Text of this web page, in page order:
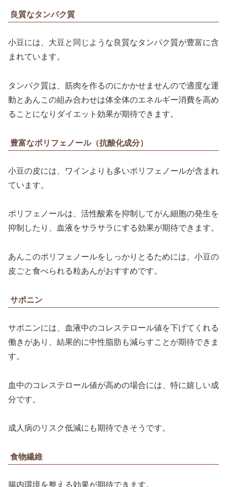
良質なタンパク質
小豆には、大豆と同じような良質なタンパク質が豊富に含
まれています。
タンパク質は、筋肉を作るのにかかせませんので適度な運
動とあんこの組み合わせは体全体のエネルギー消費を高め
ることになりダイエット効果が期待できます。
豊富なポリフェノール（抗酸化成分）
小豆の皮には、ワインよりも多いポリフェノールが含まれ
ています。
ポリフェノールは、活性酸素を抑制してがん細胞の発生を
抑制したり、血液をサラサラにする効果が期待できます。
あんこのポリフェノールをしっかりとるためには、小豆の
皮ごと食べられる粒あんがおすすめです。
サポニン
サポニンには、血液中のコレステロール値を下げてくれる
働きがあり、結果的に中性脂肪も減らすことが期待できま
す。
血中のコレステロール値が高めの場合には、特に嬉しい成
分です。
成人病のリスク低減にも期待できそうです。
食物繊維
腸内環境を整える効果が期待できます。